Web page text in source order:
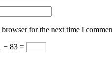
for the next time I
− 83 =